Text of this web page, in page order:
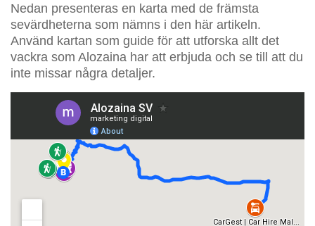
Nedan presenteras en karta med de främsta
sevärdheterna som nämns i den här artikeln.
Använd kartan som guide för att utforska allt det
vackra som Alozaina har att erbjuda och se till att du
inte missar några detaljer.